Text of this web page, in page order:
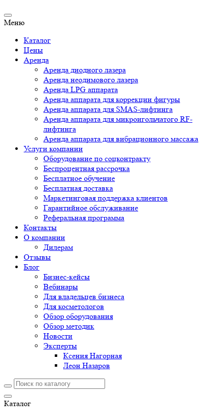
Меню
Каталог
Цены
Аренда
Аренда диодного лазера
Аренда неодимового лазера
Аренда LPG аппарата
Аренда аппарата для коррекции фигуры
Аренда аппарата для SMAS-лифтинга
Аренда аппарата для микроигольчатого RF-
лифтинга
Аренда аппарата для вибрационного массажа
Услуги компании
Оборудование по соцконтракту
Беспроцентная рассрочка
Бесплатное обучение
Бесплатная доставка
Маркетинговая поддержка клиентов
Гарантийное обслуживание
Реферальная программа
Контакты
О компании
Дилерам
Отзывы
Блог
Бизнес-кейсы
Вебинары
Для владельцев бизнеса
Для косметологов
Обзор оборудования
Обзор методик
Новости
Эксперты
Ксения Нагорная
Леон Назаров
Каталог